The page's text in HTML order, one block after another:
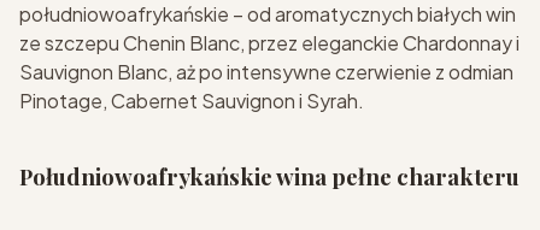
południowoafrykańskie – od aromatycznych białych win
ze szczepu Chenin Blanc, przez eleganckie Chardonnay i
Sauvignon Blanc, aż po intensywne czerwienie z odmian
Pinotage, Cabernet Sauvignon i Syrah.
Południowoafrykańskie wina pełne charakteru